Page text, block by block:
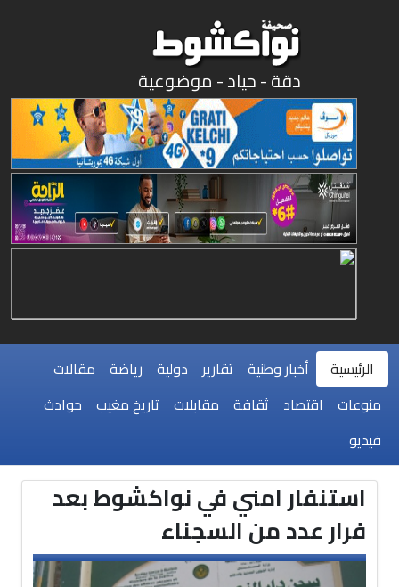
دقة - حياد - موضوعية
الرئيسية أخبار وطنية تقارير دولية رياضة مقالات
منوعات اقتصاد ثقافة مقابلات تاريخ مغيب حوادث
فيديو
استنفار امني في نواكشوط بعد
فرار عدد من السجناء